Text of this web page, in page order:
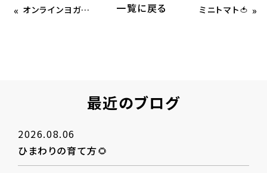
« オンラインヨガの日🧘 一覧に戻る ミニトマト🍅 »
最近のブログ
2026.08.06
ひまわりの育て方🌻